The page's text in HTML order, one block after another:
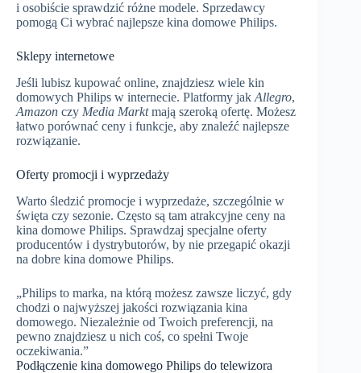
i osobiście sprawdzić różne modele. Sprzedawcy
pomogą Ci wybrać najlepsze kina domowe Philips.
Sklepy internetowe
Jeśli lubisz kupować online, znajdziesz wiele kin
domowych Philips w internecie. Platformy jak Allegro,
Amazon czy Media Marktmają szeroką ofertę. Możesz
łatwo porównać ceny i funkcje, aby znaleźć najlepsze
rozwiązanie.
Oferty promocji i wyprzedaży
Warto śledzić promocje i wyprzedaże, szczególnie w
święta czy sezonie. Często są tam atrakcyjne ceny na
kina domowe Philips. Sprawdzaj specjalne oferty
producentów i dystrybutorów, by nie przegapić okazji
na dobre kina domowe Philips.
„Philips to marka, na którą możesz zawsze liczyć, gdy
chodzi o najwyższej jakości rozwiązania kina
domowego. Niezależnie od Twoich preferencji, na
pewno znajdziesz u nich coś, co spełni Twoje
oczekiwania.”
Podłączenie kina domowego Philips do telewizora